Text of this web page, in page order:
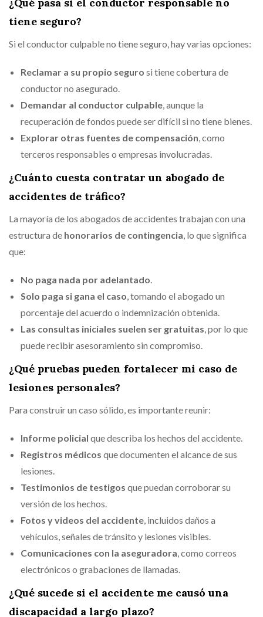
tiene seguro?
Si el conductor culpable no tiene seguro, hay varias opciones:
Reclamar a su propio seguro si tiene cobertura de
conductor no asegurado.
Demandar al conductor culpable, aunque la
recuperación de fondos puede ser difícil si no tiene bienes.
Explorar otras fuentes de compensación, como
terceros responsables o empresas involucradas.
¿Cuánto cuesta contratar un abogado de
accidentes de tráfico?
La mayoría de los abogados de accidentes trabajan con una
estructura de honorarios de contingencia, lo que significa
que:
No paga nada por adelantado.
Solo paga si gana el caso, tomando el abogado un
porcentaje del acuerdo o indemnización obtenida.
Las consultas iniciales suelen ser gratuitas, por lo que
puede recibir asesoramiento sin compromiso.
¿Qué pruebas pueden fortalecer mi caso de
lesiones personales?
Para construir un caso sólido, es importante reunir:
Informe policial que describa los hechos del accidente.
Registros médicos que documenten el alcance de sus
lesiones.
Testimonios de testigos que puedan corroborar su
versión de los hechos.
Fotos y videos del accidente, incluidos daños a
vehículos, señales de tránsito y lesiones visibles.
Comunicaciones con la aseguradora, como correos
electrónicos o grabaciones de llamadas.
¿Qué sucede si el accidente me causó una
discapacidad a largo plazo?